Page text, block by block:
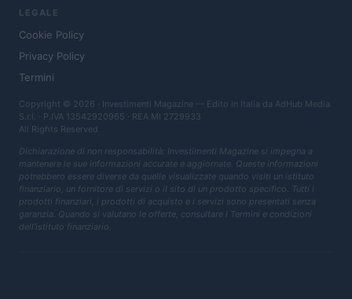
LEGALE
Cookie Policy
Privacy Policy
Termini
Copyright © 2026 · Investimenti Magazine — Edito in Italia da AdHub Media
S.r.l. · P.IVA 13542920965 · REA MI 2729933
All Rights Reserved
Dichiarazione di non responsabilità: Investimenti Magazine si impegna a
mantenere le sue informazioni accurate e aggiornate. Queste informazioni
potrebbero essere diverse da quelle visualizzate quando visiti un istituto
finanziario, un fornitore di servizi o il sito di un prodotto specifico. Tutti i
prodotti finanziari, i prodotti di acquisto e i servizi sono presentati senza
garanzia. Quando si valutano le offerte, consultare i Termini e condizioni
dell'istituto finanziario.